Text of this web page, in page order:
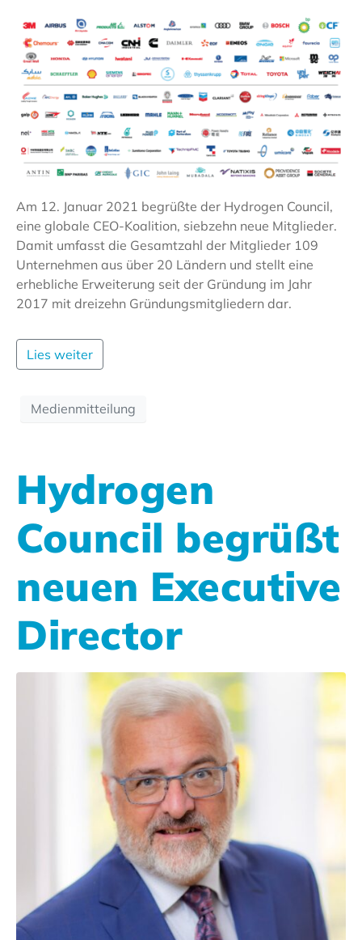
Am 12. Januar 2021 begrüßte der Hydrogen Council,
eine globale CEO-Koalition, siebzehn neue Mitglieder.
Damit umfasst die Gesamtzahl der Mitglieder 109
Unternehmen aus über 20 Ländern und stellt eine
erhebliche Erweiterung seit der Gründung im Jahr
2017 mit dreizehn Gründungsmitgliedern dar.
Lies weiter
Medienmitteilung
Hydrogen
Council begrüßt
neuen Executive
Director